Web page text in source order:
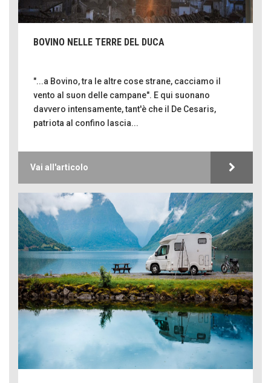
BOVINO NELLE TERRE DEL DUCA
"...a Bovino, tra le altre cose strane, cacciamo il
vento al suon delle campane". E qui suonano
davvero intensamente, tant'è che il De Cesaris,
patriota al confino lascia...
Vai all'articolo